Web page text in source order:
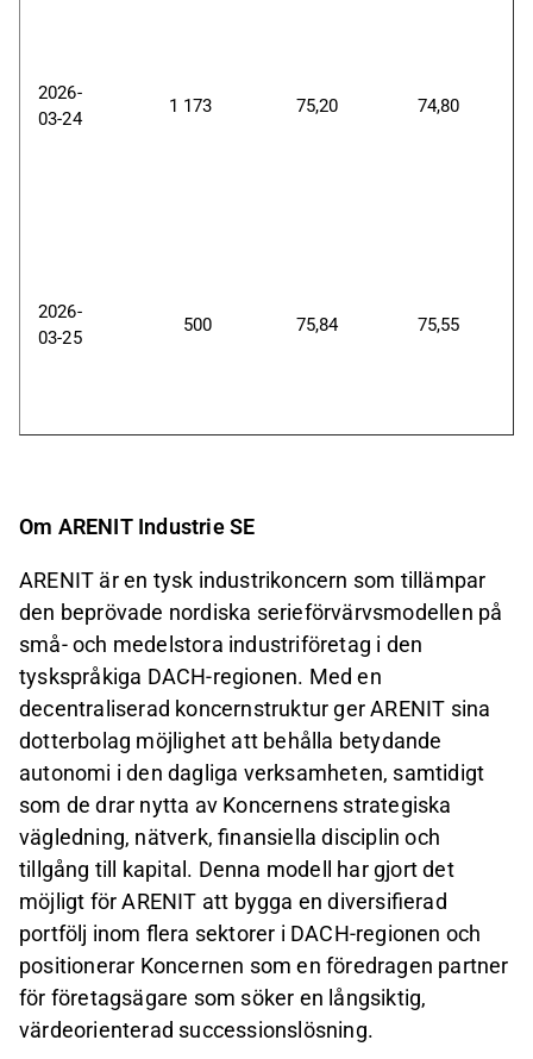
2026-
03-24
1 173 75,20 74,80
2026-
03-25
500 75,84 75,55
Om ARENIT Industrie SE
ARENIT är en tysk industrikoncern som tillämpar
den beprövade nordiska serieförvärvsmodellen på
små- och medelstora industriföretag i den
tyskspråkiga DACH-regionen. Med en
decentraliserad koncernstruktur ger ARENIT sina
dotterbolag möjlighet att behålla betydande
autonomi i den dagliga verksamheten, samtidigt
som de drar nytta av Koncernens strategiska
vägledning, nätverk, finansiella disciplin och
tillgång till kapital. Denna modell har gjort det
möjligt för ARENIT att bygga en diversifierad
portfölj inom flera sektorer i DACH-regionen och
positionerar Koncernen som en föredragen partner
för företagsägare som söker en långsiktig,
värdeorienterad successionslösning.